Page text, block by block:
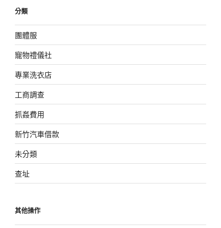
分類
團體服
寵物禮儀社
專業洗衣店
工商調查
抓姦費用
新竹汽車借款
未分類
查址
其他操作